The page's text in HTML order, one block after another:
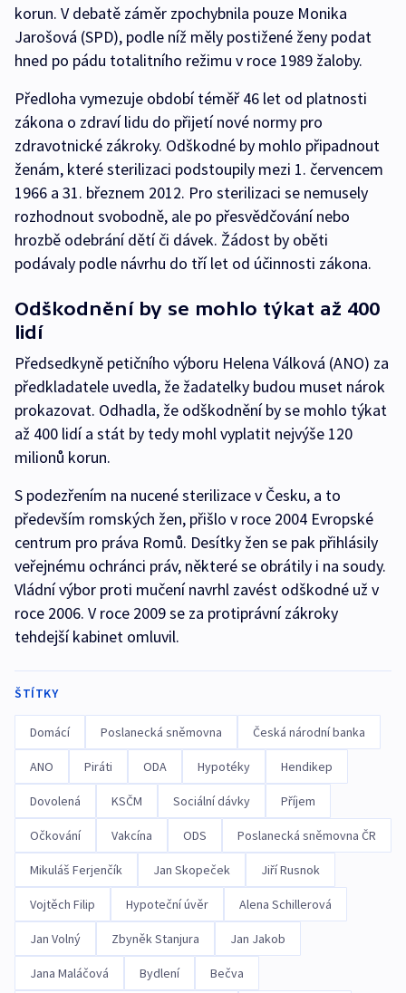
korun. V debatě záměr zpochybnila pouze Monika
Jarošová (SPD), podle níž měly postižené ženy podat
hned po pádu totalitního režimu v roce 1989 žaloby.
Předloha vymezuje období téměř 46 let od platnosti
zákona o zdraví lidu do přijetí nové normy pro
zdravotnické zákroky. Odškodné by mohlo připadnout
ženám, které sterilizaci podstoupily mezi 1. červencem
1966 a 31. březnem 2012. Pro sterilizaci se nemusely
rozhodnout svobodně, ale po přesvědčování nebo
hrozbě odebrání dětí či dávek. Žádost by oběti
podávaly podle návrhu do tří let od účinnosti zákona.
Odškodnění by se mohlo týkat až 400
lidí
Předsedkyně petičního výboru Helena Válková (ANO) za
předkladatele uvedla, že žadatelky budou muset nárok
prokazovat. Odhadla, že odškodnění by se mohlo týkat
až 400 lidí a stát by tedy mohl vyplatit nejvýše 120
milionů korun.
S podezřením na nucené sterilizace v Česku, a to
především romských žen, přišlo v roce 2004 Evropské
centrum pro práva Romů. Desítky žen se pak přihlásily
veřejnému ochránci práv, některé se obrátily i na soudy.
Vládní výbor proti mučení navrhl zavést odškodné už v
roce 2006. V roce 2009 se za protiprávní zákroky
tehdejší kabinet omluvil.
ŠTÍTKY
Domácí Poslanecká sněmovna Česká národní banka
ANO Piráti ODA Hypotéky Hendikep
Dovolená KSČM Sociální dávky Příjem
Očkování Vakcína ODS Poslanecká sněmovna ČR
Mikuláš Ferjenčík Jan Skopeček Jiří Rusnok
Vojtěch Filip Hypoteční úvěr Alena Schillerová
Jan Volný Zbyněk Stanjura Jan Jakob
Jana Maláčová Bydlení Bečva